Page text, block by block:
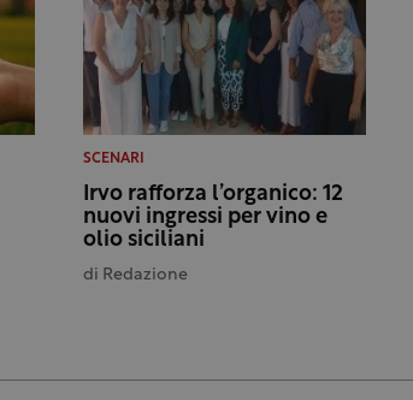
SCENARI
Irvo rafforza l’organico: 12
nuovi ingressi per vino e
olio siciliani
di Redazione